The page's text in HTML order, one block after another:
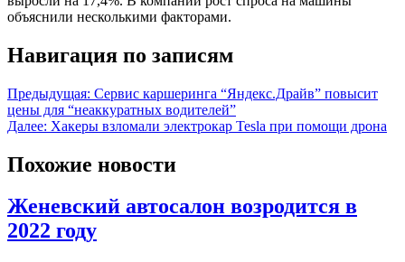
объяснили несколькими факторами.
Навигация по записям
Предыдущая: Сервис каршеринга “Яндекс.Драйв” повысит
цены для “неаккуратных водителей”
Далее: Хакеры взломали электрокар Tesla при помощи дрона
Похожие новости
Женевский автосалон возродится в
2022 году